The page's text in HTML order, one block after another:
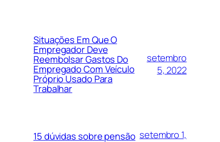
Situações Em Que O
Empregador Deve
Reembolsar Gastos Do
Empregado Com Veículo
Próprio Usado Para
Trabalhar
setembro
5, 2022
15 dúvidas sobre pensão setembro 1,